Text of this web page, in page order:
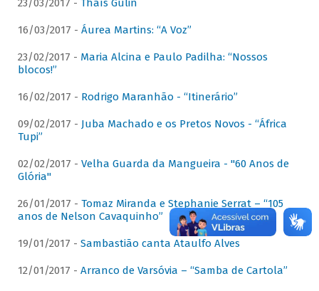
23/03/2017 - Thaís Gulin
16/03/2017 - Áurea Martins: “A Voz”
23/02/2017 - Maria Alcina e Paulo Padilha: “Nossos
blocos!”
16/02/2017 - Rodrigo Maranhão - “Itinerário”
09/02/2017 - Juba Machado e os Pretos Novos - “África
Tupi”
02/02/2017 - Velha Guarda da Mangueira - "60 Anos de
Glória"
26/01/2017 - Tomaz Miranda e Stephanie Serrat – “105
anos de Nelson Cavaquinho”
19/01/2017 - Sambastião canta Ataulfo Alves
12/01/2017 - Arranco de Varsóvia – “Samba de Cartola”